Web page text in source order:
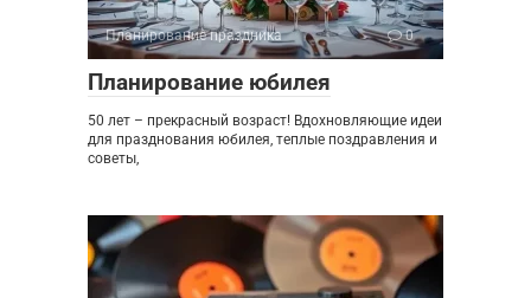
Планирование праздника 0
Планирование юбилея
50 лет – прекрасный возраст! Вдохновляющие идеи
для празднования юбилея, теплые поздравления и
советы,